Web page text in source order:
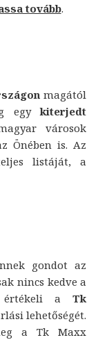
tovább.
magától
egykiterjedt
városok
Önében is. Az
listáját, a
gondot az
nincs kedve a
értékeli aTk
lehetőségét.
a Tk Maxx